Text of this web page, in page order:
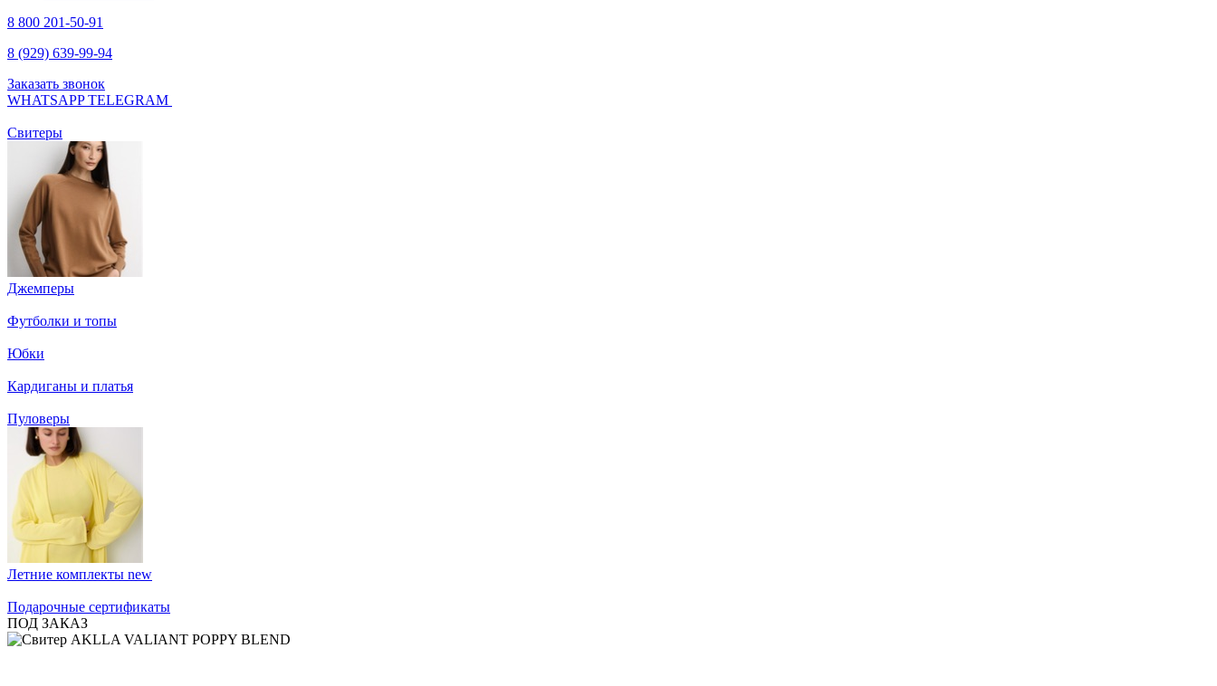
8 800 201-50-91
8 (929) 639-99-94
Заказать звонок
WHATSAPPTELEGRAM
Свитеры
Джемперы
Футболки и топы
Юбки
Кардиганы и платья
Пуловеры
Летние комплекты new
Подарочные сертификаты
ПОД ЗАКАЗ